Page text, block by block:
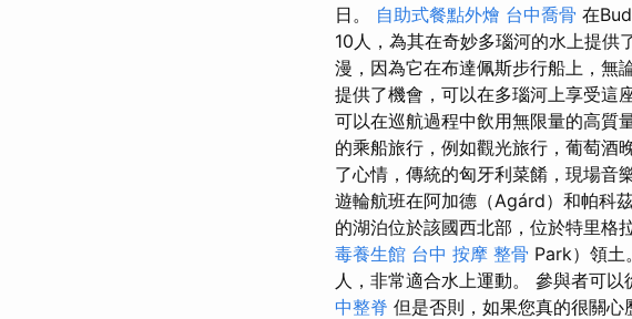
日。 自助式餐點外燴 台中喬骨 在
10人，為其在奇妙多瑙河的水上提供
漫，因為它在布達佩斯步行船上，無
提供了機會，可以在多瑙河上享受這
可以在巡航過程中飲用無限量的高質
的乘船旅行，例如觀光旅行，葡萄酒
了心情，傳統的匈牙利菜餚，現場音
遊輪航班在阿加德（Agárd）和帕科
的湖泊位於該國西北部，位於特里
毒養生館 台中 按摩 整骨 Park）領土
人，非常適合水上運動。 參與者可
中整脊 但是否則，如果您真的很關心